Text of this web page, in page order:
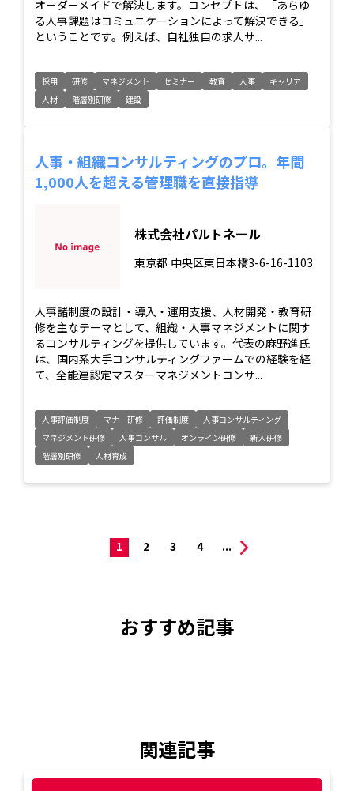
オーダーメイドで解決します。コンセプトは、「あらゆ
る人事課題はコミュニケーションによって解決できる」
ということです。例えば、自社独自の求人サ...
採用 研修 マネジメント セミナー 教育 人事
キャリア
人材
階層別研修 建設
人事・組織コンサルティングのプロ。年間
1,000人を超える管理職を直接指導
株式会社パルトネール
東京都 中央区東日本橋3-6-16-1103
人事諸制度の設計・導入・運用支援、人材開発・教育研
修を主なテーマとして、組織・人事マネジメントに関す
るコンサルティングを提供しています。代表の麻野進氏
は、国内系大手コンサルティングファームでの経験を経
て、全能連認定マスターマネジメントコンサ...
人事評価制度 マナー研修 評価制度
人事コンサルティング
マネジメント研修
人事コンサル オンライン研修
新人研修
階層別研修
人材育成
1 2 3 4 ...
おすすめ記事
関連記事